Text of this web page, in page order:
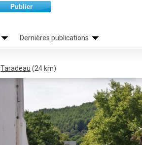
Publier
Dernières publications
Taradeau (24 km)